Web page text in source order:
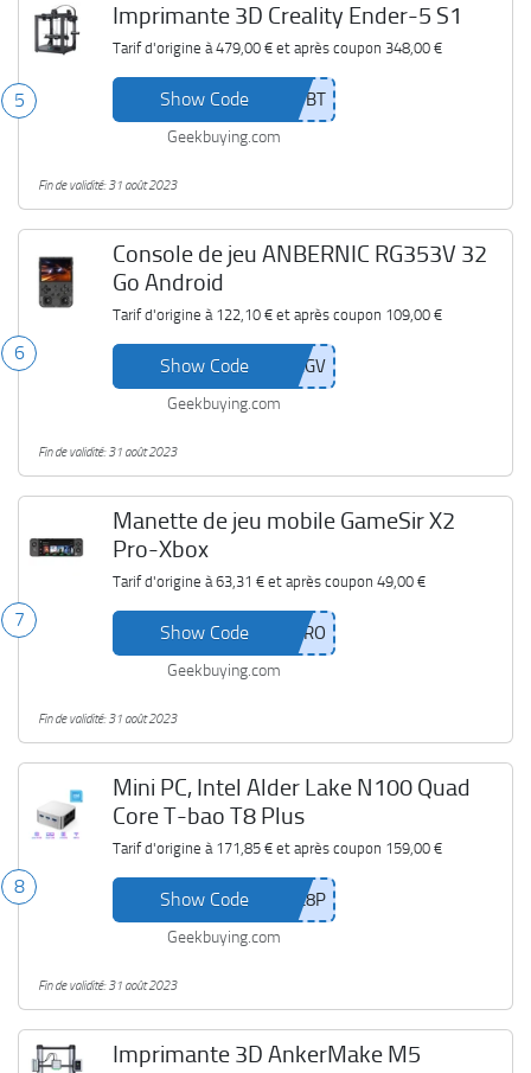
5
Imprimante 3D Creality Ender-5 S1
Tarif d'origine à479,00 €et après coupon 348,00 €
Show Code
Geekbuying.com
Fin de validité: 31 août 2023
6
Console de jeu ANBERNIC RG353V 32
Go Android
Tarif d'origine à 122,10 €et après coupon 109,00 €
Show Code
Geekbuying.com
Fin de validité: 31 août 2023
7
Manette de jeu mobile GameSir X2
Pro-Xbox
Tarif d'origine à63,31 €et après coupon 49,00 €
Show Code
Geekbuying.com
Fin de validité: 31 août 2023
8
Mini PC, Intel Alder Lake N100 Quad
Core T-bao T8 Plus
Tarif d'origine à 171,85 €et après coupon 159,00 €
Show Code
Geekbuying.com
Fin de validité: 31 août 2023
Imprimante 3D AnkerMake M5